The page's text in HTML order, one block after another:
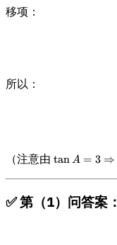
移项：
所以：
（注意由 \
n
A
tan A = 3 ⇒
✅ 第（1）问答案：